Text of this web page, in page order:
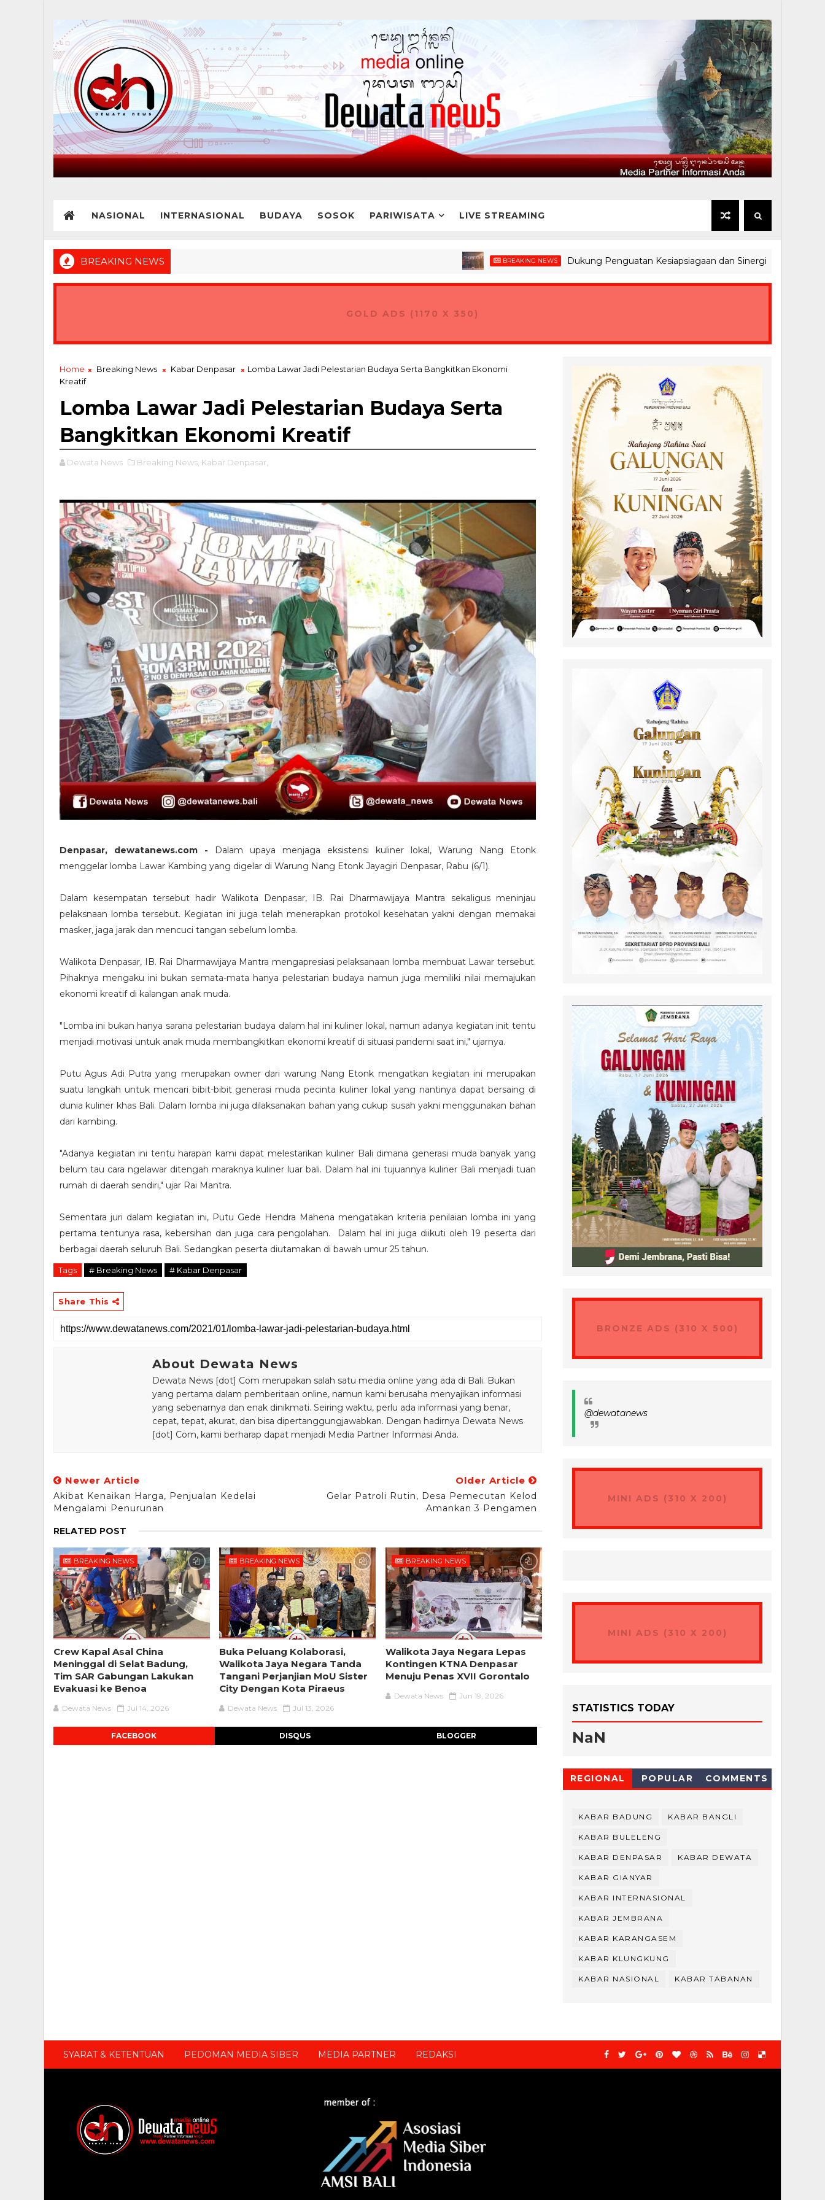
NASIONAL INTERNASIONAL BUDAYA SOSOK PARIWISATA LIVE STREAMING
BREAKING NEWS BREAKING NEWS Dukung Penguatan Kesiapsiagaan dan Sinergi Hadapi Potensi
GOLD ADS (1170 X 350)
Home Breaking News Kabar Denpasar
Lomba Lawar Jadi Pelestarian Budaya Serta Bangkitkan Ekonomi
Kreatif
Lomba Lawar Jadi Pelestarian Budaya Serta
Bangkitkan Ekonomi Kreatif
Dewata News Breaking News, Kabar Denpasar,
Denpasar, dewatanews.com - Dalam upaya menjaga eksistensi kuliner lokal, Warung Nang Etonk
menggelar lomba Lawar Kambing yang digelar di Warung Nang Etonk Jayagiri Denpasar, Rabu (6/1).
Dalam kesempatan tersebut hadir Walikota Denpasar, IB. Rai Dharmawijaya Mantra sekaligus meninjau
pelaksnaan lomba tersebut. Kegiatan ini juga telah menerapkan protokol kesehatan yakni dengan memakai
masker, jaga jarak dan mencuci tangan sebelum lomba.
Walikota Denpasar, IB. Rai Dharmawijaya Mantra mengapresiasi pelaksanaan lomba membuat Lawar tersebut.
Pihaknya mengaku ini bukan semata-mata hanya pelestarian budaya namun juga memiliki nilai memajukan
ekonomi kreatif di kalangan anak muda.
"Lomba ini bukan hanya sarana pelestarian budaya dalam hal ini kuliner lokal, namun adanya kegiatan init tentu
menjadi motivasi untuk anak muda membangkitkan ekonomi kreatif di situasi pandemi saat ini," ujarnya.
Putu Agus Adi Putra yang merupakan owner dari warung Nang Etonk mengatkan kegiatan ini merupakan
suatu langkah untuk mencari bibit-bibit generasi muda pecinta kuliner lokal yang nantinya dapat bersaing di
dunia kuliner khas Bali. Dalam lomba ini juga dilaksanakan bahan yang cukup susah yakni menggunakan bahan
dari kambing.
"Adanya kegiatan ini tentu harapan kami dapat melestarikan kuliner Bali dimana generasi muda banyak yang
belum tau cara ngelawar ditengah maraknya kuliner luar bali. Dalam hal ini tujuannya kuliner Bali menjadi tuan
rumah di daerah sendiri," ujar Rai Mantra.
Sementara juri dalam kegiatan ini, Putu Gede Hendra Mahena mengatakan kriteria penilaian lomba ini yang
pertama tentunya rasa, kebersihan dan juga cara pengolahan. Dalam hal ini juga diikuti oleh 19 peserta dari
berbagai daerah seluruh Bali. Sedangkan peserta diutamakan di bawah umur 25 tahun.
Tags # Breaking News # Kabar Denpasar
Share This
About Dewata News
Dewata News [dot] Com merupakan salah satu media online yang ada di Bali. Bukan
yang pertama dalam pemberitaan online, namun kami berusaha menyajikan informasi
yang sebenarnya dan enak dinikmati. Seiring waktu, perlu ada informasi yang benar,
cepat, tepat, akurat, dan bisa dipertanggungjawabkan. Dengan hadirnya Dewata News
[dot] Com, kami berharap dapat menjadi Media Partner Informasi Anda.
Newer Article
Akibat Kenaikan Harga, Penjualan Kedelai
Mengalami Penurunan
Older Article
Gelar Patroli Rutin, Desa Pemecutan Kelod
Amankan 3 Pengamen
RELATED POST
BREAKING NEWS
Crew Kapal Asal China
Meninggal di Selat Badung,
Tim SAR Gabungan Lakukan
Evakuasi ke Benoa
Dewata News Jul 14, 2026
BREAKING NEWS
Buka Peluang Kolaborasi,
Walikota Jaya Negara Tanda
Tangani Perjanjian MoU Sister
City Dengan Kota Piraeus
Dewata News Jul 13, 2026
BREAKING NEWS
Walikota Jaya Negara Lepas
Kontingen KTNA Denpasar
Menuju Penas XVII Gorontalo
Dewata News Jun 19, 2026
FACEBOOK DISQUS BLOGGER
BRONZE ADS (310 X 500)
@dewatanews
MINI ADS (310 X 200)
MINI ADS (310 X 200)
STATISTICS TODAY
NaN
REGIONAL POPULAR COMMENTS
KABAR BADUNG KABAR BANGLI
KABAR BULELENG
KABAR DENPASAR KABAR DEWATA
KABAR GIANYAR
KABAR INTERNASIONAL
KABAR JEMBRANA
KABAR KARANGASEM
KABAR KLUNGKUNG
KABAR NASIONAL KABAR TABANAN
SYARAT & KETENTUAN PEDOMAN MEDIA SIBER MEDIA PARTNER REDAKSI